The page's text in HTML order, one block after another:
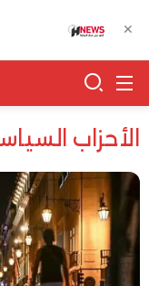
الأحزاب
✕